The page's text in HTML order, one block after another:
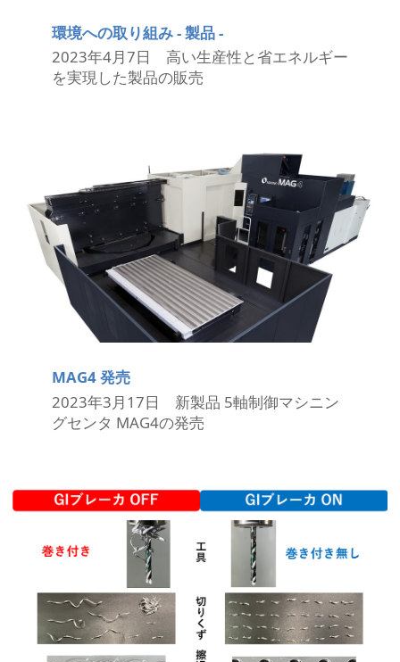
環境への取り組み - 製品 -
2023年4月7日 高い生産性と省エネルギー
を実現した製品の販売
MAG4 発売
2023年3月17日 新製品 5軸制御マシニン
グセンタ MAG4の発売